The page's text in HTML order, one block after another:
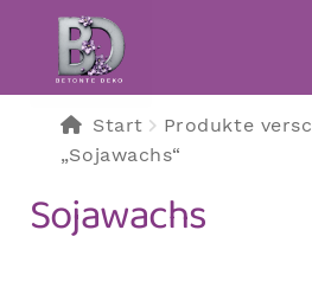
Navigation
springen
Inhalt
springen
Start
Produkte
„Sojawachs“
Sojawachs